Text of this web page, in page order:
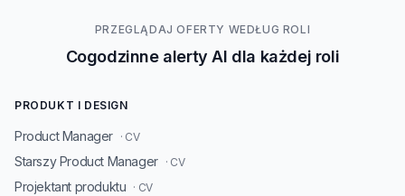
PRZEGLĄDAJ OFERTY WEDŁUG ROLI
Cogodzinne alerty AI dla każdej roli
PRODUKT I DESIGN
Product Manager · CV
Starszy Product Manager · CV
Projektant produktu · CV